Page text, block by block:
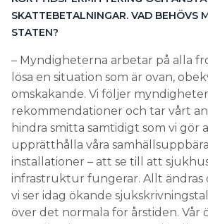
hindra smitta samtidigt som vi gör
infrastruktur fungerar. Allt ändras
vi ser idag ökande sjukskrivningstal
över det normala för årstiden. Vår
naturligtvis att staten, med
ögonen, fattar rätt beslut i
oss fortsätta leverera.
2. PLANERAR NI ATT
HUR MÅNGA BERÖRS OCH TILL